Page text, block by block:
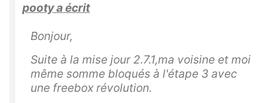
pooty a écrit
Bonjour,
Suite à la mise jour 2.7.1,ma voisine et moi
même somme bloqués à l'étape 3 avec
une freebox révolution.